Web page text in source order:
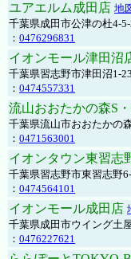
ユアエルム成田店 地
千葉県成田市公津の杜4-
： 0476296831
イオンモール津田沼
千葉県習志野市津田沼1-
： 0474557331
流山おおたかの森S
千葉県流山市おおたかの
： 0471563001
イオンタウン東習志
千葉県習志野市東習志野
： 0474564101
イオンモール成田店
千葉県成田市ウイング土
： 0476227621